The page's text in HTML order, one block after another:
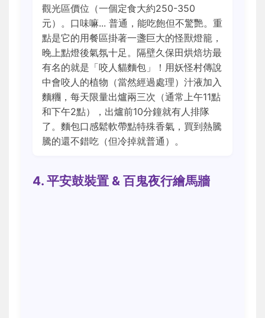
觀光區價位（一個定食大約250-350
元）。口味嘛... 普通，能吃飽但不驚艷。重
點是它的用餐區掛著一盞巨大的怪獸燈籠，
晚上點燈後氣氛十足。隔壁久保田烘焙坊最
有名的就是「咬人貓麵包」！用妖怪村傳說
中會咬人的植物（當然經過處理）汁液加入
麵糰，每天限量出爐兩三次（通常上午11點
和下午2點），出爐前10分鐘就有人排隊
了。麵包口感鬆軟帶點特殊香氣，買到熱騰
騰的還不錯吃（但冷掉就普通）。
4. 平安鼓裝置 & 百鬼夜行繪馬牆